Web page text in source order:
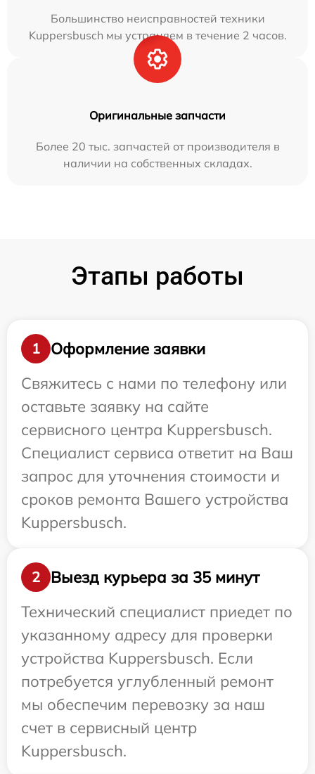
Большинство неисправностей техники
Kuppersbusch мы устраняем в течение 2 часов.
Оригинальные запчасти
Более 20 тыс. запчастей от производителя в
наличии на собственных складах.
Этапы работы
1
Оформление заявки
Свяжитесь с нами по телефону или
оставьте заявку на сайте
сервисного центра Kuppersbusch.
Специалист сервиса ответит на Ваш
запрос для уточнения стоимости и
сроков ремонта Вашего устройства
Kuppersbusch.
2
Выезд курьера за 35 минут
Технический специалист приедет по
указанному адресу для проверки
устройства Kuppersbusch. Если
потребуется углубленный ремонт
мы обеспечим перевозку за наш
счет в сервисный центр
Kuppersbusch.